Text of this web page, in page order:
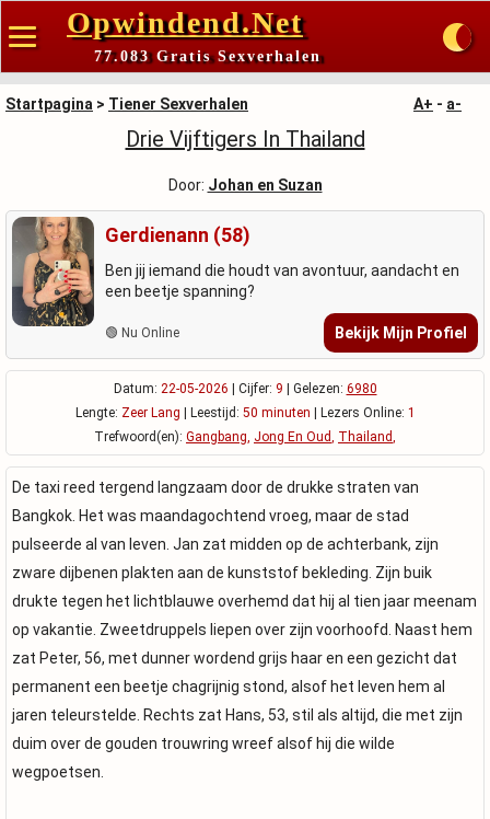
Opwindend.Net
77.083 Gratis Sexverhalen
Startpagina > Tiener Sexverhalen A+ - a-
Drie Vijftigers In Thailand
Door: Johan en Suzan
Gerdienann (58)
Ben jij iemand die houdt van avontuur, aandacht en
een beetje spanning?
🟢 Nu Online Bekijk Mijn Profiel
Datum: 22-05-2026 | Cijfer: 9 | Gelezen: 6980
Lengte: Zeer Lang | Leestijd: 50 minuten | Lezers Online: 1
Trefwoord(en): Gangbang, Jong En Oud, Thailand,
De taxi reed tergend langzaam door de drukke straten van
Bangkok. Het was maandagochtend vroeg, maar de stad
pulseerde al van leven. Jan zat midden op de achterbank, zijn
zware dijbenen plakten aan de kunststof bekleding. Zijn buik
drukte tegen het lichtblauwe overhemd dat hij al tien jaar meenam
op vakantie. Zweetdruppels liepen over zijn voorhoofd. Naast hem
zat Peter, 56, met dunner wordend grijs haar en een gezicht dat
permanent een beetje chagrijnig stond, alsof het leven hem al
jaren teleurstelde. Rechts zat Hans, 53, stil als altijd, die met zijn
duim over de gouden trouwring wreef alsof hij die wilde
wegpoetsen.